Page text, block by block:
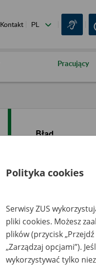
Kontakt
Pracujący
Błąd
Polityka cookies
Serwisy ZUS
pliki cookies. Możesz
plików (przycisk
„Zarządzaj opcjami”).
wykorzystywać tylko